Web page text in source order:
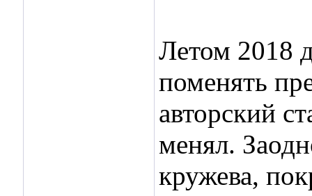
Летом 2018
поменять
авторский
менял.
кружева,